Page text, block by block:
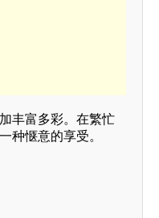
丰富多彩。在繁忙
种惬意的享受。